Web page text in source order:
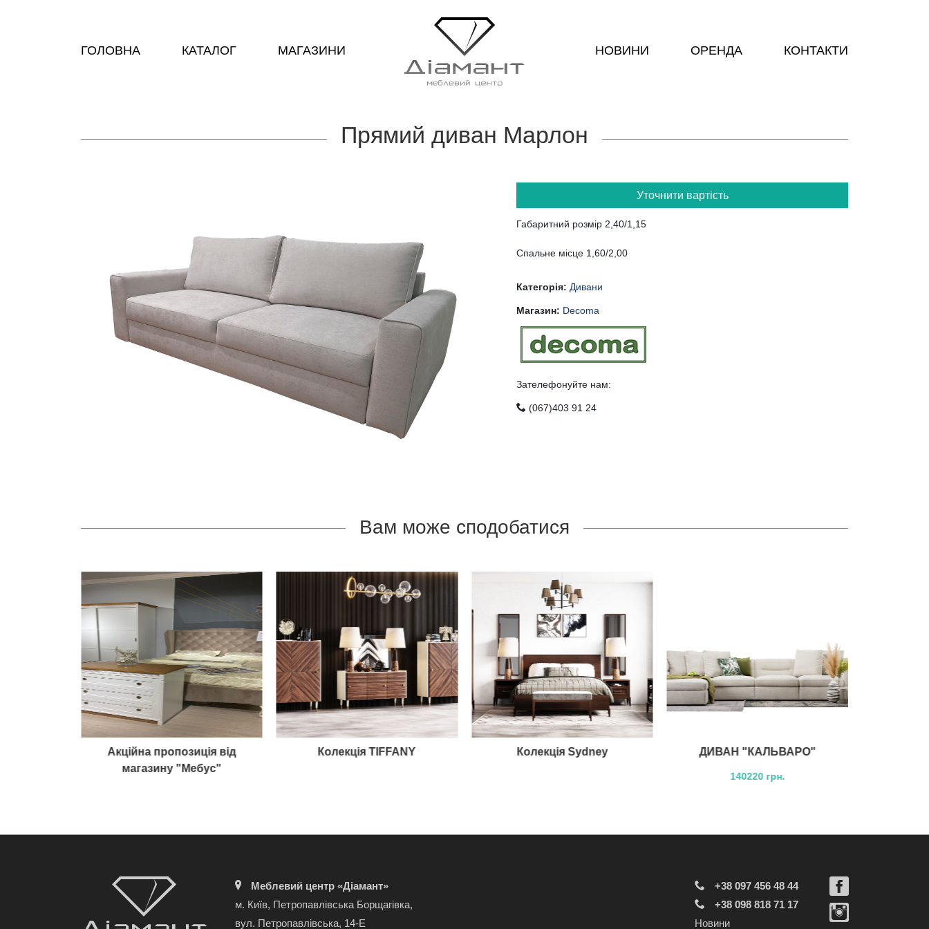
ГОЛОВНА КАТАЛОГ МАГАЗИНИ НОВИНИ ОРЕНДА КОНТАКТИ
Прямий диван Марлон
Уточнити вартість
Габаритний розмір 2,40/1,15
Спальне місце 1,60/2,00
Категорія: Дивани
Магазин: Decoma
Зателефонуйте нам:
(067)403 91 24
Вам може сподобатися
Акційна пропозиція від
магазину "Мебус"
Колекція TIFFANY Колекція Sydney ДИВАН "КАЛЬВАРО"
140220 грн.
Меблевий центр «Діамант»
м. Київ, Петропавлівська Борщагівка,
вул. Петропавлівська, 14-Е
+38 097 456 48 44
+38 098 818 71 17
Новини